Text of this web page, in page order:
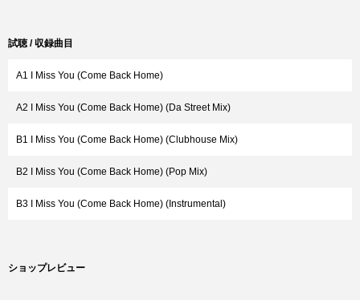
試聴 / 収録曲目
A1 I Miss You (Come Back Home)
A2 I Miss You (Come Back Home) (Da Street Mix)
B1 I Miss You (Come Back Home) (Clubhouse Mix)
B2 I Miss You (Come Back Home) (Pop Mix)
B3 I Miss You (Come Back Home) (Instrumental)
ショップレビュー